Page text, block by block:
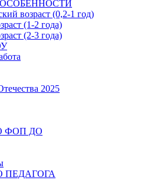
возраст (0,2-1 год)
(1-2 года)
(2-3 года)
2025
ФОП ДО